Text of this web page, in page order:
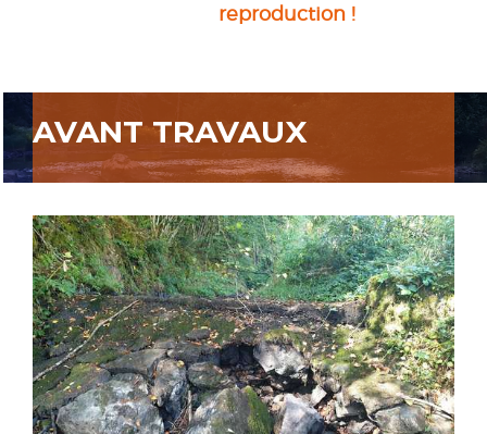
reproduction !
AVANT TRAVAUX